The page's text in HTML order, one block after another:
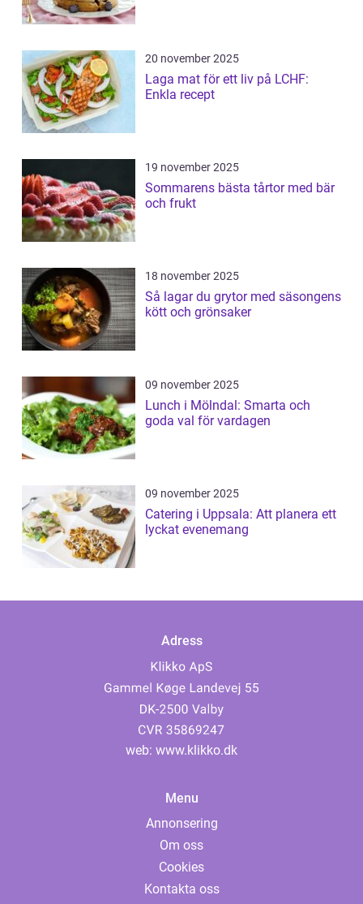
20 november 2025
Laga mat för ett liv på LCHF:
Enkla recept
19 november 2025
Sommarens bästa tårtor med bär
och frukt
18 november 2025
Så lagar du grytor med säsongens
kött och grönsaker
09 november 2025
Lunch i Mölndal: Smarta och
goda val för vardagen
09 november 2025
Catering i Uppsala: Att planera ett
lyckat evenemang
Adress
web: www.klikko.dk
Menu
Annonsering
Om oss
Cookies
Kontakta oss